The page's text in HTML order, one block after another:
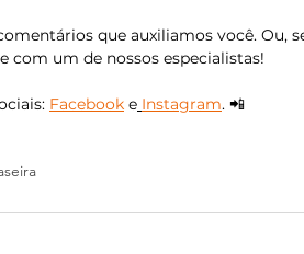
que auxiliamos você. Ou,
com um de nossos especialistas!
Facebook e Instagram. 📲